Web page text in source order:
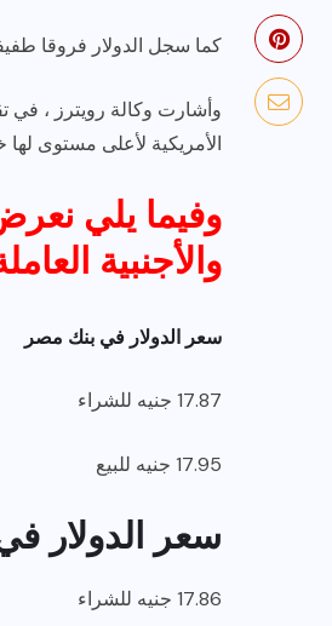
كما سجل الدولار فروقا
وأشارت وكالة رويترز ، في
الأمريكية لأعلى مستوى لها خلال 7
وفيما يلي
والأجنبية
سعر الدولار في بنك مصر
17.87 جنيه للشراء
17.95 جنيه للبيع
سعر الدولار
17.86 جنيه للشراء